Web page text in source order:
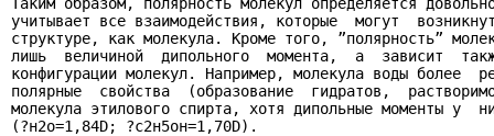
учитывает все взаимодействия, которые  могут
структуре, как молекула. Кроме того, ”полярность”
лишь  величиной  дипольного  момента,  а  зависит
конфигурации молекул. Например, молекула воды более
полярные  свойства  (образование  гидратов,
молекула этилового спирта, хотя дипольные моменты у
(?н2о=1,84D; ?с2н5он=1,70D).